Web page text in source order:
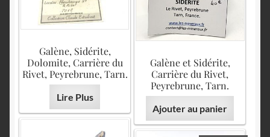
Galène, Sidérite,
Dolomite, Carrière du
Rivet, Peyrebrune, Tarn.
Lire Plus
Galène et Sidérite,
Carrière du Rivet,
Peyrebrune, Tarn.
Ajouter au panier